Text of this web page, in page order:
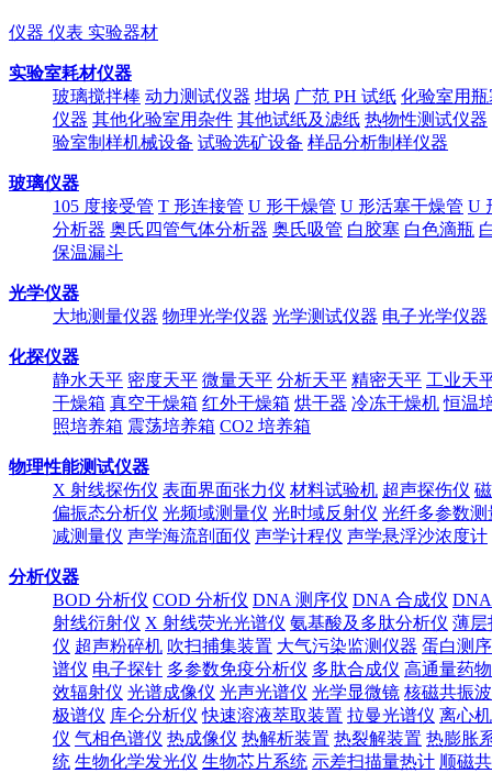
仪器 仪表 实验器材
实验室耗材仪器
玻璃搅拌棒 动力测试仪器 坩埚 广范 PH 试纸 化验室用瓶
仪器 其他化验室用杂件 其他试纸及滤纸 热物性测试仪器
验室制样机械设备 试验选矿设备 样品分析制样仪器
玻璃仪器
105 度接受管 T 形连接管 U 形干燥管 U 形活塞干燥管 U
分析器 奥氏四管气体分析器 奥氏吸管 白胶塞 白色滴瓶
保温漏斗
光学仪器
大地测量仪器 物理光学仪器 光学测试仪器 电子光学仪器
化探仪器
静水天平 密度天平 微量天平 分析天平 精密天平 工业天
干燥箱 真空干燥箱 红外干燥箱 烘干器 冷冻干燥机 恒温
照培养箱 震荡培养箱 CO2 培养箱
物理性能测试仪器
X 射线探伤仪 表面界面张力仪 材料试验机 超声探伤仪
偏振态分析仪 光频域测量仪 光时域反射仪 光纤多参数测
减测量仪 声学海流剖面仪 声学计程仪 声学悬浮沙浓度计
分析仪器
BOD 分析仪 COD 分析仪 DNA 测序仪 DNA 合成仪
射线衍射仪 X 射线荧光光谱仪 氨基酸及多肽分析仪 薄层
仪 超声粉碎机 吹扫捕集装置 大气污染监测仪器 蛋白测
谱仪 电子探针 多参数免疫分析仪 多肽合成仪 高通量药
效辐射仪 光谱成像仪 光声光谱仪 光学显微镜 核磁共振
极谱仪 库仑分析仪 快速溶液萃取装置 拉曼光谱仪 离心机
仪 气相色谱仪 热成像仪 热解析装置 热裂解装置 热膨胀
统 生物化学发光仪 生物芯片系统 示差扫描量热计 顺磁